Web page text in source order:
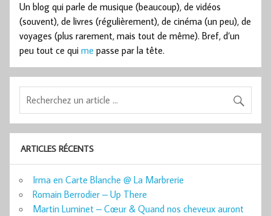
Un blog qui parle de musique (beaucoup), de vidéos
(souvent), de livres (régulièrement), de cinéma (un peu), de
voyages (plus rarement, mais tout de même). Bref, d’un
peu tout ce qui me passe par la tête.
ARTICLES RÉCENTS
Irma en Carte Blanche @ La Marbrerie
Romain Berrodier – Up There
Martin Luminet – Cœur & Quand nos cheveux auront